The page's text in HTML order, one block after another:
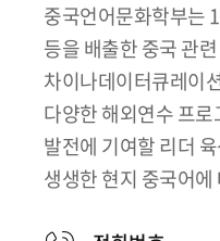
중국언어문화학부는
등을 배출한 중국 관
차이나데이터큐레이
다양한 해외연수 프
발전에 기여할 리더
생생한 현지 중국어